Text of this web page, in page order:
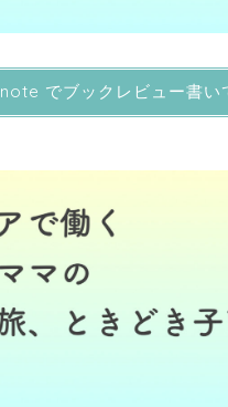
note でブックレビュー書い